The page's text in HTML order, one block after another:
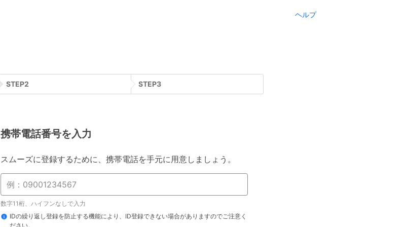
ヘルプ
STEP2 STEP3
携帯電話番号を入力
スムーズに登録するために、携帯電話を手元に用意しましょう。
数字11桁、ハイフンなしで入力
IDの繰り返し登録を防止する機能により、ID登録できない場合がありますのでご注意く
ださい。